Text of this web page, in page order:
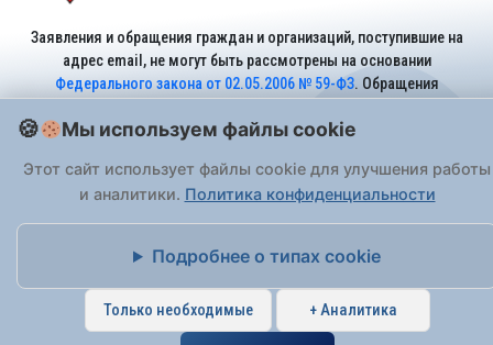
Заявления и обращения граждан и организаций, поступившие на
адрес email, не могут быть рассмотрены на основании
Федерального закона от 02.05.2006 № 59-ФЗ. Обращения
или лично при предъявлении паспорта.
На Сайте действуетПолитика обработки персональных данных
Мы используем файлы cookie
Этот сайт использует файлы cookie для улучшения работы
и аналитики. Политика конфиденциальности
Подробнее о типах cookie
Только необходимые + Аналитика